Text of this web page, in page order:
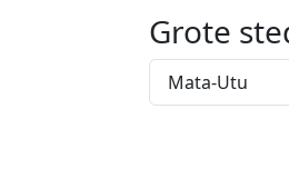
Grote
Mata-Utu